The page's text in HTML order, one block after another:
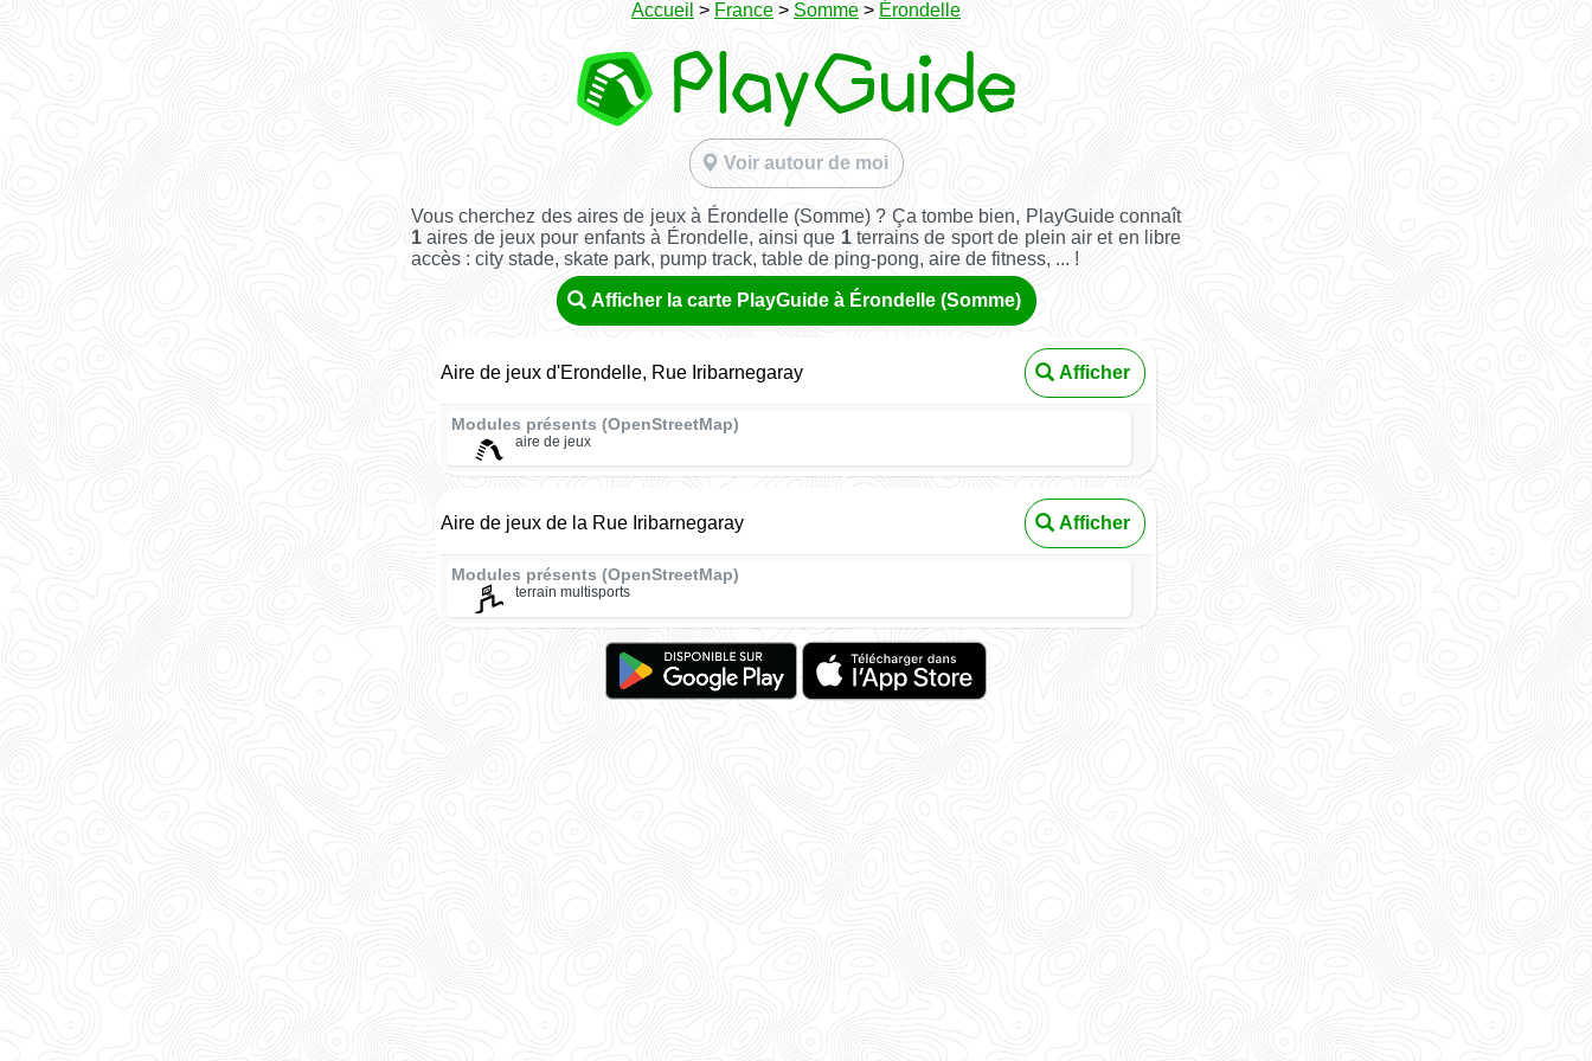
Accueil > France > Somme > Érondelle
Voir autour de moi
Vous cherchez des aires de jeux à Érondelle (Somme) ? Ça tombe bien, PlayGuide connaît
1 aires de jeux pour enfants à Érondelle, ainsi que 1terrains de sport de plein air et en libre
accès : city stade, skate park, pump track, table de ping-pong, aire de fitness, ... !
Afficher la carte PlayGuide à Érondelle (Somme)
Aire de jeux d'Erondelle, Rue Iribarnegaray Afficher
Modules présents (OpenStreetMap)
aire de jeux
Aire de jeux de la Rue Iribarnegaray Afficher
Modules présents (OpenStreetMap)
terrain multisports